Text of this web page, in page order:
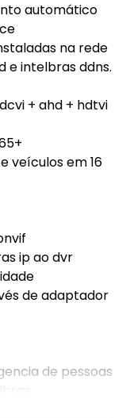
automático
na rede
e intelbras ddns.
+ ahd + hdtvi
veículos em 16
ip ao dvr
de adaptador
de pessoas